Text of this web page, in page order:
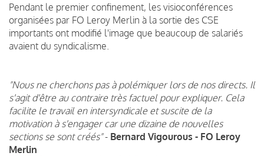
Pendant le premier confinement, les visioconférences
organisées par FO Leroy Merlin à la sortie des CSE
importants ont modifié l'image que beaucoup de salariés
avaient du syndicalisme.
"Nous ne cherchons pas à polémiquer lors de nos directs. Il
s'agit d'être au contraire très factuel pour expliquer. Cela
facilite le travail en intersyndicale et suscite de la
motivation à s'engager car une dizaine de nouvelles
sections se sont créés"- Bernard Vigourous - FO Leroy
Merlin